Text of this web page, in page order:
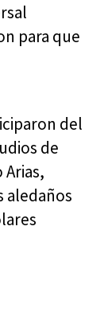
para que
del
de
aledaños